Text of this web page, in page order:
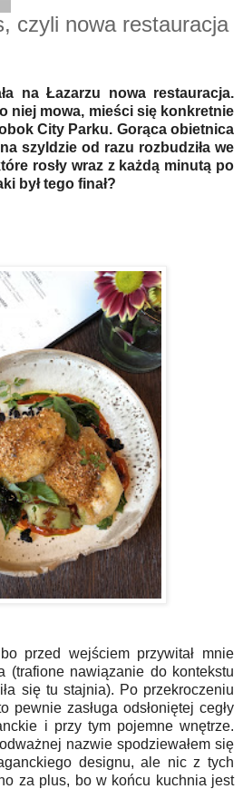
czyli nowa restauracja
na Łazarzu nowa restauracja.
niej mowa, mieści się konkretnie
City Parku. Gorąca obietnica
szyldzie od razu rozbudziła we
rosły wraz z każdą minutą po
był tego finał?
przed wejściem przywitał mnie
(trafione nawiązanie do kontekstu
się tu stajnia). Po przekroczeniu
pewnie zasługa odsłoniętej cegły
i przy tym pojemne wnętrze.
nazwie spodziewałem się
designu, ale nic z tych
za plus, bo w końcu kuchnia jest